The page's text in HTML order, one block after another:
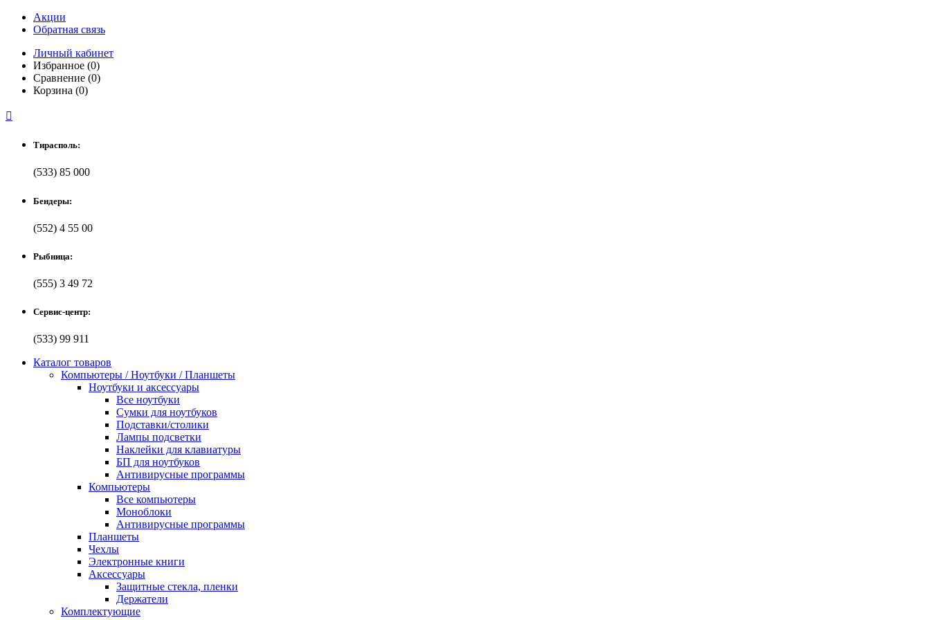
Акции
Обратная связь
Личный кабинет
Избранное (0)
Сравнение (0)
Корзина (0)

Тирасполь:
(533) 85 000
Бендеры:
(552) 4 55 00
Рыбница:
(555) 3 49 72
Сервис-центр:
(533) 99 911
Каталог товаров
Компьютеры / Ноутбуки / Планшеты
Ноутбуки и аксессуары
Все ноутбуки
Сумки для ноутбуков
Подставки/столики
Лампы подсветки
Наклейки для клавиатуры
БП для ноутбуков
Антивирусные программы
Компьютеры
Все компьютеры
Моноблоки
Антивирусные программы
Планшеты
Чехлы
Электронные книги
Аксессуары
Защитные стекла, пленки
Держатели
Комплектующие